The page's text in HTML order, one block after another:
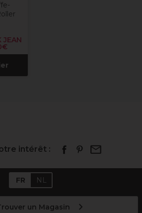
JEAN
intérêt :
FR NL
un Magasin